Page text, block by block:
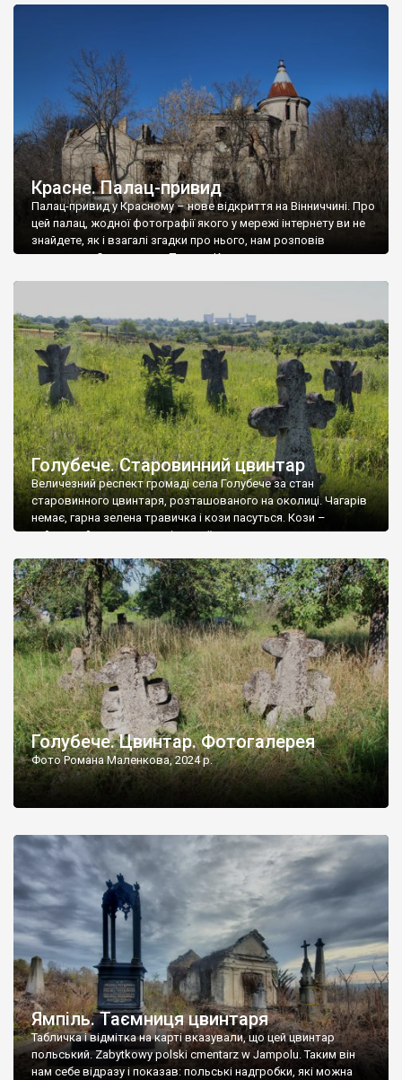
Красне. Палац-привид
Палац-привид у Красному – нове відкриття на Вінниччині. Про
цей палац, жодної фотографії якого у мережі інтернету ви не
знайдете, як і взагалі згадки про нього, нам розповів
мешканець Самгородка. Палац у Красному вразив не лише
Голубече. Старовинний цвинтар
Величезний респект громаді села Голубече за стан
старовинного цвинтаря, розташованого на околиці. Чагарів
немає, гарна зелена травичка і кози пасуться. Кози –
найкращий регулятор шкідливої, для старих кладовищ,
бруньками, кози ті бруньки обгризають, бо то улюблений
делікатес. На цвинтарі у Голубечому ціла колекція
різноманітних форм хрестів. Село відносно невелике, […]
Голубече. Цвинтар. Фотогалерея
Фото Романа Маленкова, 2024 р.
Ямпіль. Таємниця цвинтаря
Табличка і відмітка на карті вказували, що цей цвинтар
польський. Zabytkowy polski cmentarz w Jampolu. Таким він
нам себе відразу і показав: польські надгробки, які можна